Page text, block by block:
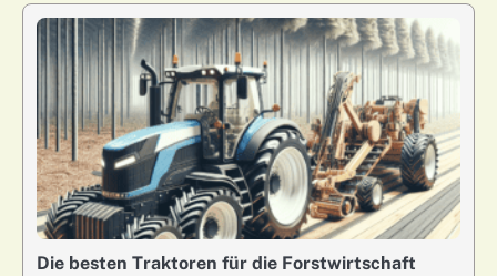
Die besten Traktoren für die Forstwirtschaft